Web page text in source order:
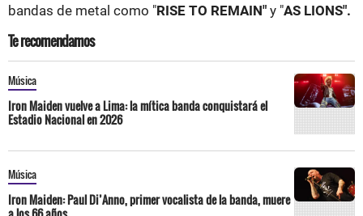
bandas de metal como "RISE TO REMAIN" y "AS LIONS".
Te recomendamos
Música
Iron Maiden vuelve a Lima: la mítica banda conquistará el
Estadio Nacional en 2026
Música
Iron Maiden: Paul Di’Anno, primer vocalista de la banda, muere